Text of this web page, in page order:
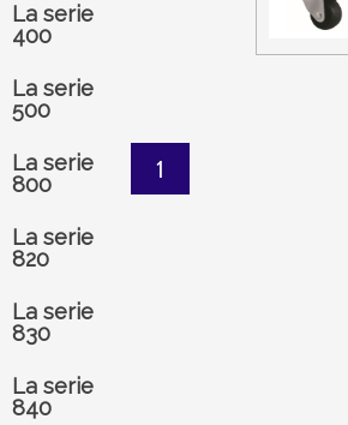
La serie
400
La serie
500
La serie
800
La serie
820
La serie
830
La serie
840
1